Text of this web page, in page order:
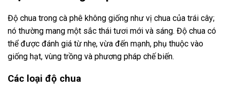
Độ chua trong cà phê không giống như vị chua của trái cây;
nó thường mang một sắc thái tươi mới và sáng. Độ chua có
thể được đánh giá từ nhẹ, vừa đến mạnh, phụ thuộc vào
giống hạt, vùng trồng và phương pháp chế biến.
Các loại độ chua